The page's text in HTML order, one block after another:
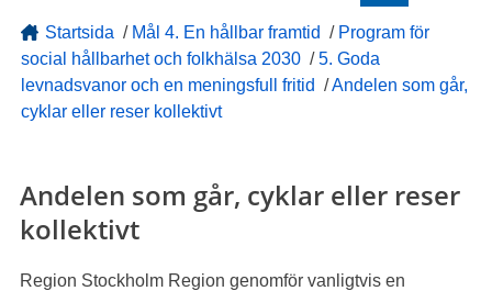
Startsida / Mål 4. En hållbar framtid / Program för
social hållbarhet och folkhälsa 2030 /5. Goda
levnadsvanor och en meningsfull fritid /Andelen som går,
cyklar eller reser kollektivt
Andelen som går, cyklar eller reser
kollektivt
Region Stockholm Region genomför vanligtvis en